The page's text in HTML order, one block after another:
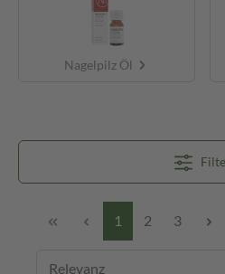
Nagelpilz Öl
1 2 3